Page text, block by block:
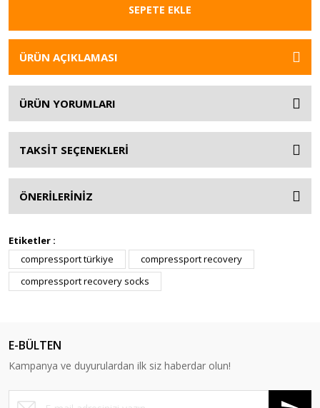
SEPETE EKLE
ÜRÜN AÇIKLAMASI
ÜRÜN YORUMLARI
TAKSİT SEÇENEKLERİ
ÖNERİLERİNİZ
Etiketler :
compressport türkiye
compressport recovery
compressport recovery socks
E-BÜLTEN
Kampanya ve duyurulardan ilk siz haberdar olun!